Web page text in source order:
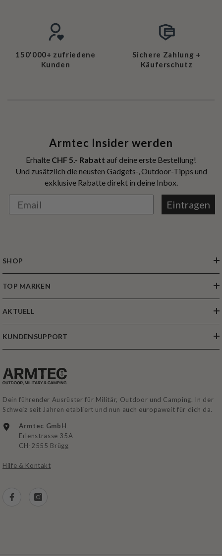
150'000+ zufriedene
Kunden
Sichere Zahlung +
Käuferschutz
Armtec Insider werden
Erhalte CHF 5.- Rabatt auf deine erste Bestellung!
Und zusätzlich die neusten Gadgets-, Outdoor-Tipps und
exklusive Rabatte direkt in deine Inbox.
Eintragen
SHOP
TOP MARKEN
AKTUELL
KUNDENSUPPORT
Dein führender Ausrüster für Militär, Outdoor und Camping. In der
Schweiz seit Jahren etabliert und nun auch europaweit für dich da.
Armtec GmbH
Erlenstrasse 35A
CH-2555 Brügg
Hilfe & Kontakt